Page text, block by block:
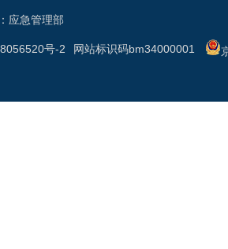
应急管理部
网站标识码bm34000001
号-2